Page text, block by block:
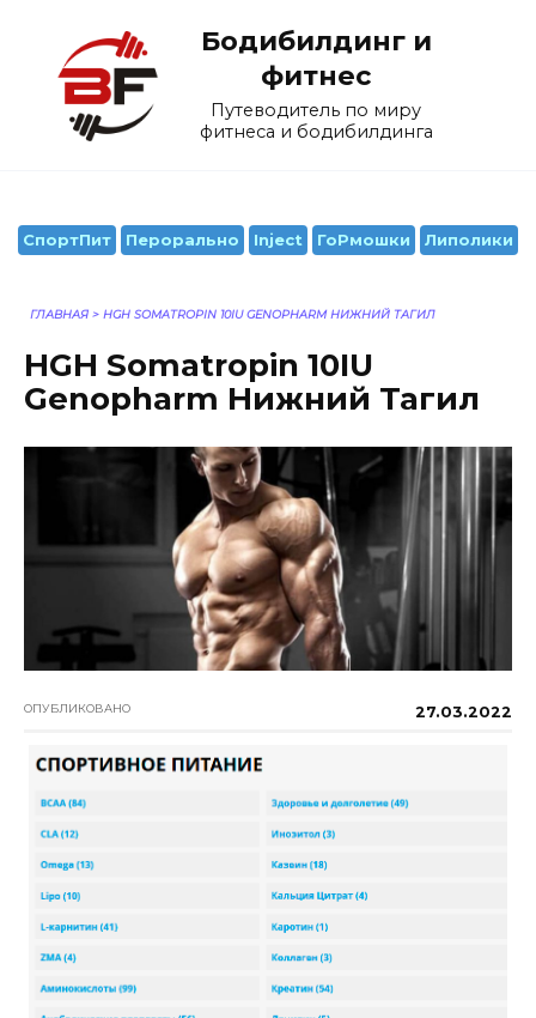
содержанию
Бодибилдинг и
фитнес
Путеводитель по миру
фитнеса и бодибилдинга
СпортПит Перорально Inject ГоРмошки Липолики
ГЛАВНАЯ > HGH SOMATROPIN 10IU GENOPHARM НИЖНИЙ ТАГИЛ
HGH Somatropin 10IU
Genopharm Нижний Тагил
ОПУБЛИКОВАНО 27.03.2022